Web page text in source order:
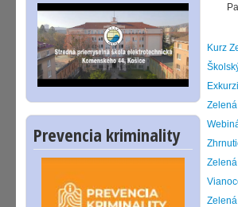
Prevencia kriminality
Kurz
Zelená